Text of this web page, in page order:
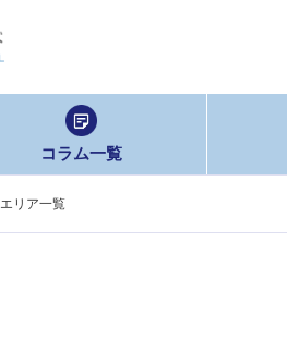
コラム一覧
エリア一覧